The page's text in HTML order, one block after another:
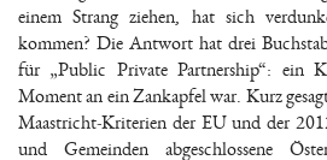
einem Strang ziehen, hat sich
kommen? Die Antwort hat drei
für „Public Private Partnership“: ein
Moment an ein Zankapfel war. Kurz
Maastricht-Kriterien der EU und der
und Gemeinden abgeschlossene